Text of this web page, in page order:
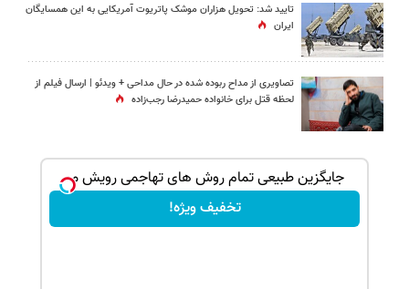
تایید شد: تحویل هزاران موشک پاتریوت آمریکایی به این همسایگان
ایران
تصاویری از مداح ربوده شده در حال مداحی + ویدئو | ارسال فیلم از
لحظه قتل برای خانواده‌ حمیدرضا رجب‌زاده
جایگزین طبیعی تمام روش های تهاجمی رویش مو
تخفیف ویژه!